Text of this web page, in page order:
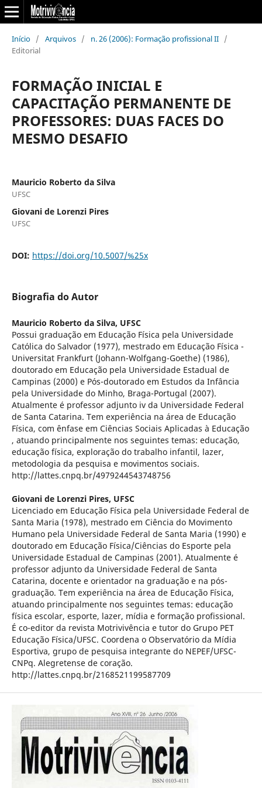
Início / Arquivos / n. 26 (2006): Formação profissional II /
Editorial
FORMAÇÃO INICIAL E
CAPACITAÇÃO PERMANENTE DE
PROFESSORES: DUAS FACES DO
MESMO DESAFIO
Mauricio Roberto da Silva
UFSC
Giovani de Lorenzi Pires
UFSC
DOI: https://doi.org/10.5007/%25x
Biografia do Autor
Mauricio Roberto da Silva, UFSC
Possui graduação em Educação Física pela Universidade
Católica do Salvador (1977), mestrado em Educação Física -
Universitat Frankfurt (Johann-Wolfgang-Goethe) (1986),
doutorado em Educação pela Universidade Estadual de
Campinas (2000) e Pós-doutorado em Estudos da Infância
pela Universidade do Minho, Braga-Portugal (2007).
Atualmente é professor adjunto iv da Universidade Federal
de Santa Catarina. Tem experiência na área de Educação
Física, com ênfase em Ciências Sociais Aplicadas à Educação
, atuando principalmente nos seguintes temas: educação,
educação física, exploração do trabalho infantil, lazer,
metodologia da pesquisa e movimentos sociais.
http://lattes.cnpq.br/4979244543748756
Giovani de Lorenzi Pires, UFSC
Licenciado em Educação Física pela Universidade Federal de
Santa Maria (1978), mestrado em Ciência do Movimento
Humano pela Universidade Federal de Santa Maria (1990) e
doutorado em Educação Física/Ciências do Esporte pela
Universidade Estadual de Campinas (2001). Atualmente é
professor adjunto da Universidade Federal de Santa
Catarina, docente e orientador na graduação e na pós-
graduação. Tem experiência na área de Educação Física,
atuando principalmente nos seguintes temas: educação
física escolar, esporte, lazer, mídia e formação profissional.
É co-editor da revista Motrivivência e tutor do Grupo PET
Educação Física/UFSC. Coordena o Observatório da Mídia
Esportiva, grupo de pesquisa integrante do NEPEF/UFSC-
CNPq. Alegretense de coração.
http://lattes.cnpq.br/2168521199587709